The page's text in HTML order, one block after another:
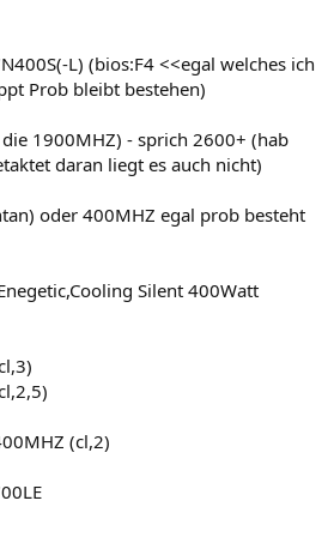
L) (bios:F4 <<egal welches ich
Prob bleibt bestehen)
1900MHZ) - sprich 2600+ (hab
daran liegt es auch nicht)
oder 400MHZ egal prob besteht
Silent 400Watt
(cl,2)